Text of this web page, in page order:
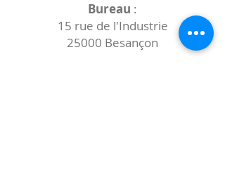
Bureau :
15 rue de l'Industrie
25000 Besançon